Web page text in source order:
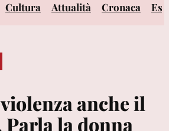
Cultura Attualità Cronaca
anche il
Parla la donna